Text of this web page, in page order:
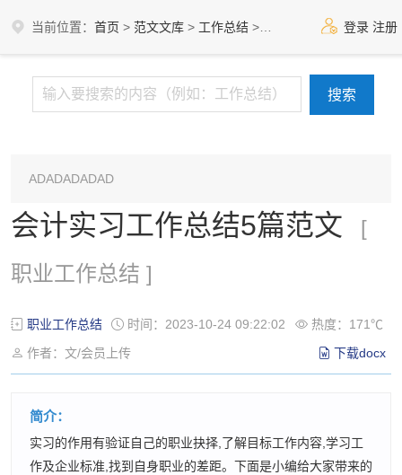
当前位置： 首页 > 范文文库 > 工作总结 > 职业工作总结 登录 注册
ADADADADAD
会计实习工作总结5篇范文
[
职业工作总结 ]
职业工作总结 时间：2023-10-24 09:22:02
热度：171℃
作者：文/会员上传
下载docx
简介：
实习的作用有验证自己的职业抉择,了解目标工作内容,学习工
作及企业标准,找到自身职业的差距。下面是小编给大家带来的